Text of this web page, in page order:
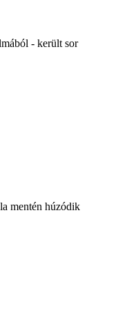
- került sor
mentén húzódik